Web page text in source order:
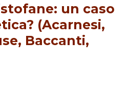
un caso
(Acarnesi,
Baccanti,